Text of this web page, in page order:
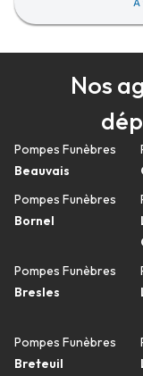
Nos
Pompes Funèbres
Beauvais
Pompes Funèbres
Bornel
Pompes Funèbres
Bresles
Pompes Funèbres
Breteuil